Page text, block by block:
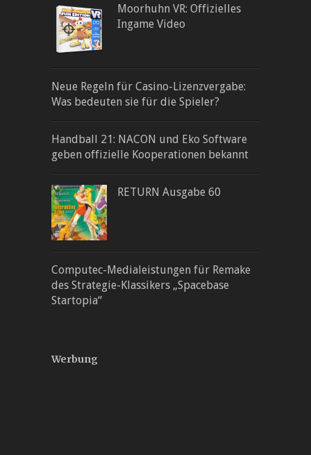
Moorhuhn VR: Offizielles
Ingame Video
Neue Regeln für Casino-Lizenzvergabe:
Was bedeuten sie für die Spieler?
Handball 21: NACON und Eko Software
geben offizielle Kooperationen bekannt
RETURN Ausgabe 60
Computec-Medialeistungen für Remake
des Strategie-Klassikers „Spacebase
Startopia“
Werbung